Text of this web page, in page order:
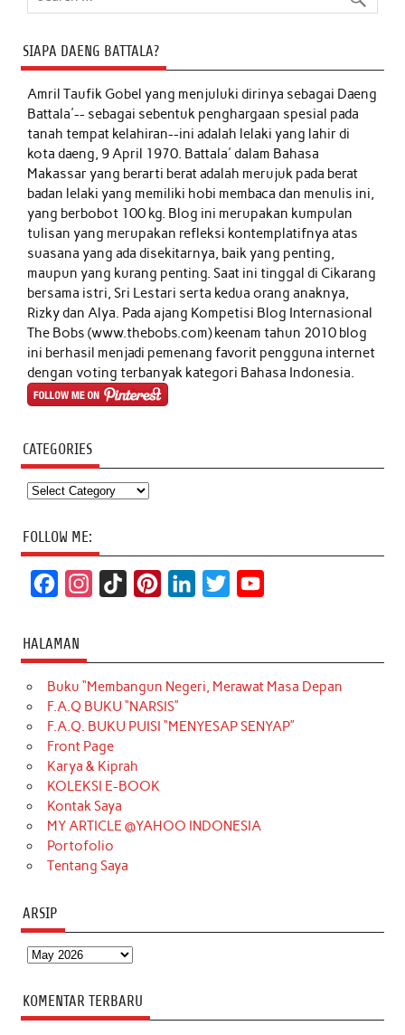
SIAPA DAENG BATTALA?
Amril Taufik Gobelyang menjuluki dirinya sebagai Daeng
Battala'-- sebagai sebentuk penghargaan spesial pada
tanah tempat kelahiran--ini adalah lelaki yang lahir di
kota daeng, 9 April 1970. Battala' dalam Bahasa
Makassar yang berarti berat adalah merujuk pada berat
badan lelaki yang memiliki hobi membaca dan menulis ini,
yang berbobot 100 kg. Blog ini merupakan kumpulan
tulisan yang merupakan refleksi kontemplatifnya atas
suasana yang ada disekitarnya, baik yang penting,
maupun yang kurang penting. Saat ini tinggal di Cikarang
bersama istri, Sri Lestari serta kedua orang anaknya,
Rizky dan Alya. Pada ajang Kompetisi Blog Internasional
The Bobs (www.thebobs.com) keenam tahun 2010 blog
ini berhasil menjadi pemenang favorit pengguna internet
dengan voting terbanyak kategori Bahasa Indonesia.
CATEGORIES
Categories
FOLLOW ME:
c
e
b
o
o
k
t
a
g
r
a
m
T
o
k
t
e
r
k
e
d
t
t
e
T
u
b
HALAMAN
Buku “Membangun Negeri, Merawat Masa Depan
F.A.Q BUKU “NARSIS”
F.A.Q. BUKU PUISI “MENYESAP SENYAP”
Front Page
Karya & Kiprah
KOLEKSI E-BOOK
Kontak Saya
MY ARTICLE @YAHOO INDONESIA
Portofolio
Tentang Saya
ARSIP
Arsip
KOMENTAR TERBARU